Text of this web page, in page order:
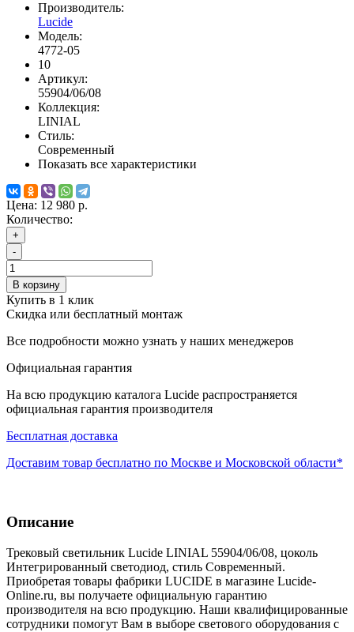
Производитель:
Lucide
Модель:
4772-05
10
Артикул:
55904/06/08
Коллекция:
LINIAL
Стиль:
Современный
Показать все характеристики
Цена: 12 980 р.
Количество:
+
-
В корзину
Купить в 1 клик
Скидка или бесплатный монтаж
Все подробности можно узнать у наших менеджеров
Официальная гарантия
На всю продукцию каталога Lucide распространяется
официальная гарантия производителя
Бесплатная доставка
Доставим товар бесплатно по Москве и Московской области*
Описание
Трековый светильник Lucide LINIAL 55904/06/08, цоколь
Интегрированный светодиод, стиль Современный.
Приобретая товары фабрики LUCIDE в магазине Lucide-
Online.ru, вы получаете официальную гарантию
производителя на всю продукцию. Наши квалифицированные
сотрудники помогут Вам в выборе светового оборудования с